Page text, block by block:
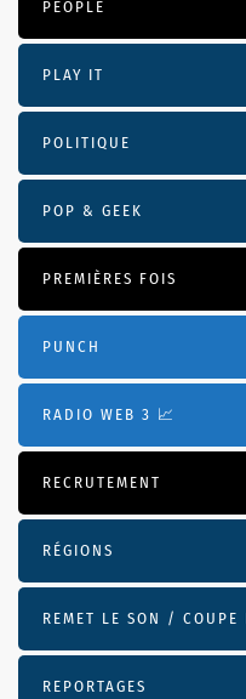
PEOPLE
PLAY IT
POLITIQUE
POP & GEEK
PREMIÈRES FOIS
PUNCH
RADIO WEB 3 📈
RECRUTEMENT
RÉGIONS
REMET LE SON / COUPE
REPORTAGES